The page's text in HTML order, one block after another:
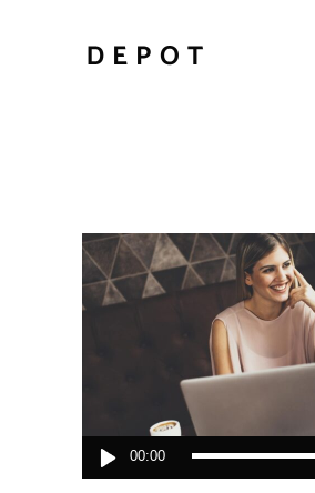
Lecteur
audio
00:00